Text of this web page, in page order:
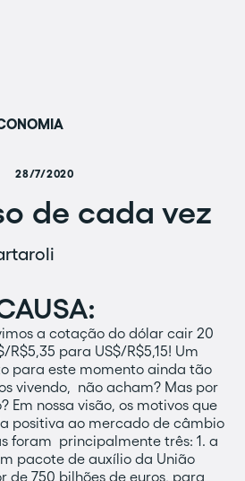
28/7/2020
de cada vez
a cotação do dólar cair 20
R$5,35 para US$/R$5,15! Um
para este momento ainda tão
vivendo, não acham? Mas por
Em nossa visão, os motivos que
positiva ao mercado de câmbio
foram principalmente três: 1. a
pacote de auxílio da União
de 750 bilhões de euros, para